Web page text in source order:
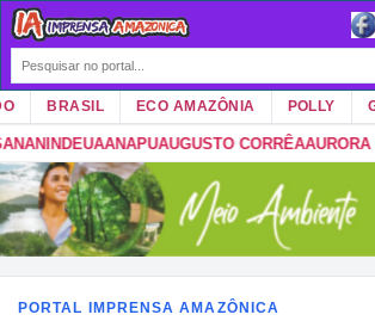
BRASIL ECO AMAZÔNIA POLLY
ANAPUAUGUSTO CORRÊAAURORA DO PARÁ
PORTAL IMPRENSA AMAZÔNICA